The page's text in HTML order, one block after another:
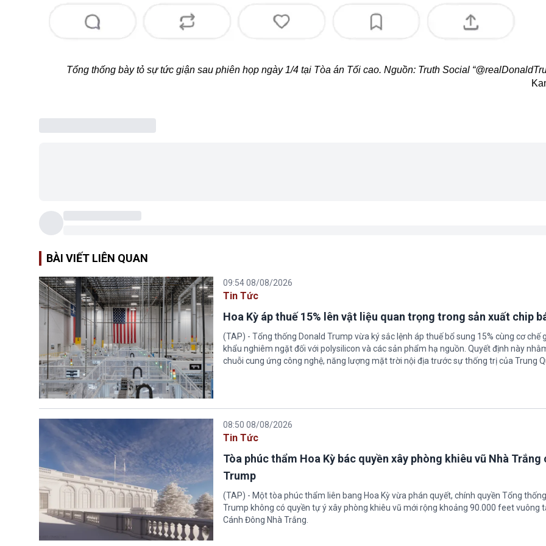
Tổng thống bày tỏ sự tức giận sau phiên họp ngày 1/4 tại Tòa án Tối cao. Nguồn: Truth Social
BÀI VIẾT LIÊN QUAN
09:54 08/08/2026
Tin Tức
Hoa Kỳ áp thuế 15% lên vật liệu quan trọng trong sản xuất chip
(TAP) - Tổng thống Donald Trump vừa ký sắc lệnh áp thuế bổ sung 15% cùng cơ chế
khẩu nghiêm ngặt đối với polysilicon và các sản phẩm hạ nguồn. Quyết định này
chuỗi cung ứng công nghệ, năng lượng mặt trời nội địa trước sự thống trị của Trung
08:50 08/08/2026
Tin Tức
Tòa phúc thẩm Hoa Kỳ bác quyền xây phòng khiêu vũ Nhà Trắng
Trump
(TAP) - Một tòa phúc thẩm liên bang Hoa Kỳ vừa phán quyết, chính quyền Tổng
Trump không có quyền tự ý xây phòng khiêu vũ mới rộng khoảng 90.000 feet vuông
Cánh Đông Nhà Trắng.